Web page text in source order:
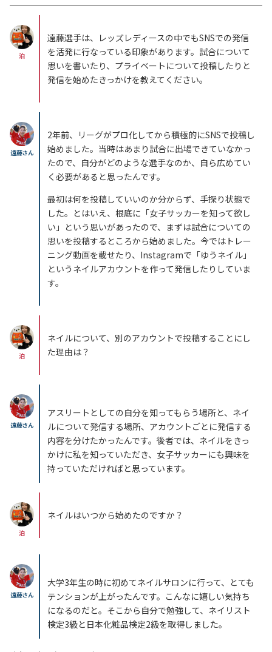
泊
遠藤選手は、レッズレディースの中でもSNSでの発信
を活発に行なっている印象があります。試合について
思いを書いたり、プライベートについて投稿したりと
発信を始めたきっかけを教えてください。
遠藤さん
2年前、リーグがプロ化してから積極的にSNSで投稿し
始めました。当時はあまり試合に出場できていなかっ
たので、自分がどのような選手なのか、自ら広めてい
く必要があると思ったんです。
最初は何を投稿していいのか分からず、手探り状態で
した。とはいえ、根底に「女子サッカーを知って欲し
い」という思いがあったので、まずは試合についての
思いを投稿するところから始めました。今ではトレー
ニング動画を載せたり、Instagramで「ゆうネイル」
というネイルアカウントを作って発信したりしていま
す。
泊
ネイルについて、別のアカウントで投稿することにし
た理由は？
遠藤さん
アスリートとしての自分を知ってもらう場所と、ネイ
ルについて発信する場所、アカウントごとに発信する
内容を分けたかったんです。後者では、ネイルをきっ
かけに私を知っていただき、女子サッカーにも興味を
持っていただければと思っています。
泊
ネイルはいつから始めたのですか？
遠藤さん
大学3年生の時に初めてネイルサロンに行って、とても
テンションが上がったんです。こんなに嬉しい気持ち
になるのだと。そこから自分で勉強して、ネイリスト
検定3級と日本化粧品検定2級を取得しました。